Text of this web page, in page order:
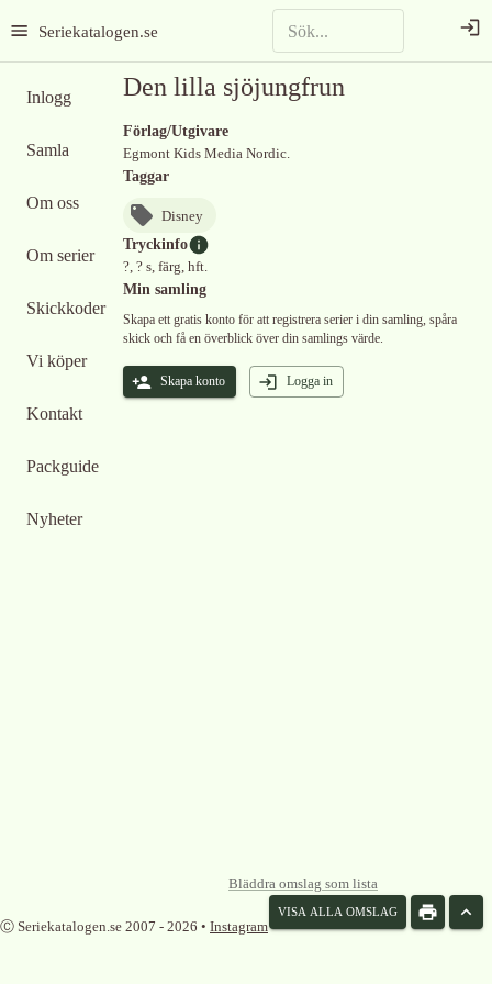
Seriekatalogen.se
Inlogg
Samla
Om oss
Om serier
Skickkoder
Vi köper
Kontakt
Packguide
Nyheter
Den lilla sjöjungfrun
Förlag/Utgivare
Egmont Kids Media Nordic.
Taggar
Disney
Tryckinfo
?, ? s, färg, hft.
Min samling
Skapa ett gratis konto för att registrera serier i din samling, spåra
skick och få en överblick över din samlings värde.
Skapa konto Logga in
VISA ALLA OMSLAG
Bläddra omslag som lista
Ⓒ Seriekatalogen.se 2007 - 2026 • Instagram